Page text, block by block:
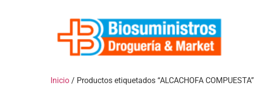
Inicio / Productos etiquetados “ALCACHOFA COMPUESTA”